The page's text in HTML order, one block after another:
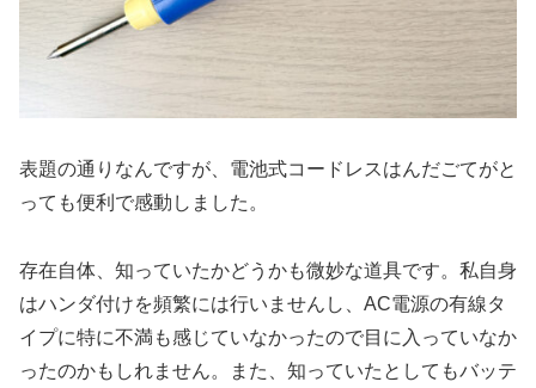
表題の通りなんですが、電池式コードレスはんだごてがと
っても便利で感動しました。
存在自体、知っていたかどうかも微妙な道具です。私自身
はハンダ付けを頻繁には行いませんし、AC電源の有線タ
イプに特に不満も感じていなかったので目に入っていなか
ったのかもしれません。また、知っていたとしてもバッテ